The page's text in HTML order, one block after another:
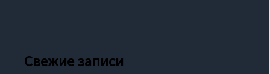
Свежие записи